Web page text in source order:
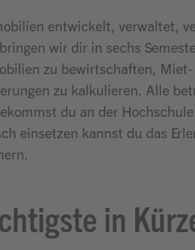
entwickelt, verwaltet,
wir dir in sechs
zu bewirtschaften,
zu kalkulieren. Alle
du an der
einsetzen kannst du das
in